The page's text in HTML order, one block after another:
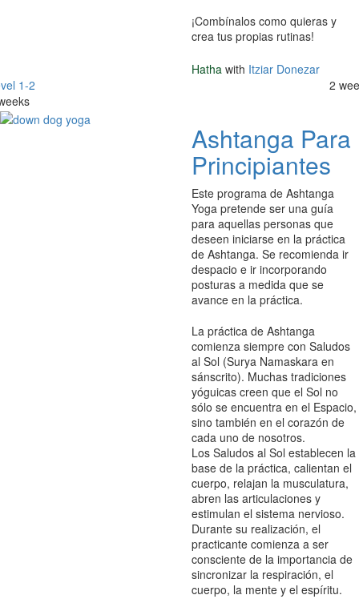
¡Combínalos como quieras y
crea tus propias rutinas!
Hatha with Itziar Donezar
1-2
2
Ashtanga Para
Principiantes
Este programa de Ashtanga
Yoga pretende ser una guía
para aquellas personas que
deseen iniciarse en la práctica
de Ashtanga. Se recomienda ir
despacio e ir incorporando
posturas a medida que se
avance en la práctica.
La práctica de Ashtanga
comienza siempre con Saludos
al Sol (Surya Namaskara en
sánscrito). Muchas tradiciones
yóguicas creen que el Sol no
sólo se encuentra en el Espacio,
sino también en el corazón de
cada uno de nosotros.
Los Saludos al Sol establecen la
base de la práctica, calientan el
cuerpo, relajan la musculatura,
abren las articulaciones y
estimulan el sistema nervioso.
Durante su realización, el
practicante comienza a ser
consciente de la importancia de
sincronizar la respiración, el
cuerpo, la mente y el espíritu.